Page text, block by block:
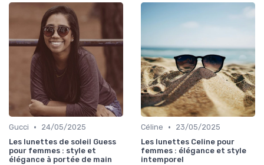
Gucci •
24/05/2025
Les lunettes de soleil Guess
pour femmes : style et
élégance à portée de main
Céline •
23/05/2025
Les lunettes Celine pour
femmes : élégance et style
intemporel